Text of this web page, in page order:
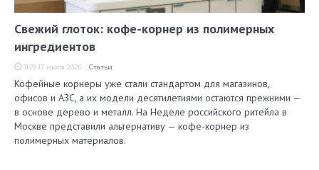
Свежий глоток: кофе-корнер из полимерных
ингредиентов
11:19, 17 июля 2026 Статьи
Кофейные корнеры уже стали стандартом для магазинов,
офисов и АЗС, а их модели десятилетиями остаются прежними —
в основе дерево и металл. На Неделе российского ритейла в
Москве представили альтернативу — кофе-корнер из
полимерных материалов.